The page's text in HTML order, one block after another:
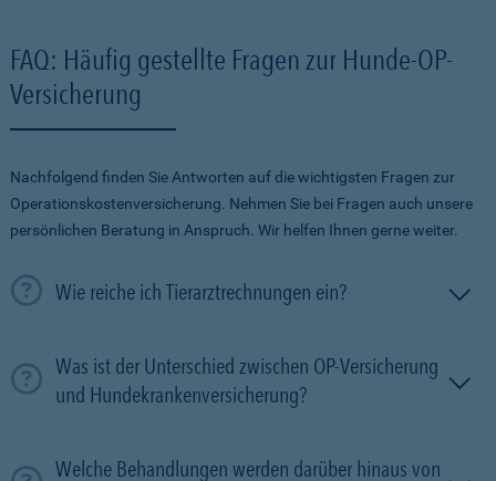
FAQ: Häufig gestellte Fragen zur Hunde-OP-
Versicherung
Nachfolgend finden Sie Antworten auf die wichtigsten Fragen zur
Operationskostenversicherung. Nehmen Sie bei Fragen auch unsere
persönlichen Beratung in Anspruch. Wir helfen Ihnen gerne weiter.
Wie reiche ich Tierarztrechnungen ein?
Was ist der Unterschied zwischen OP-Versicherung
und Hundekrankenversicherung?
Welche Behandlungen werden darüber hinaus von